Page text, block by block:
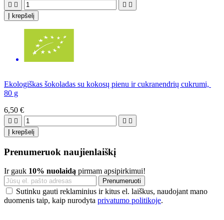
   
Į krepšelį
Ekologiškas šokoladas su kokosų pienu ir cukranendrių cukrumi,
80 g
6,50 €
   
Į krepšelį
Prenumeruok naujienlaiškį
Ir gauk 10% nuolaidą pirmam apsipirkimui!
Sutinku gauti reklaminius ir kitus el. laiškus, naudojant mano
duomenis taip, kaip nurodyta privatumo politikoje.